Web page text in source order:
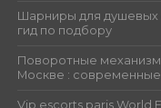
Шарниры для душевых
гид по подбору
Поворотные
Москве :
Vip escorts paris World